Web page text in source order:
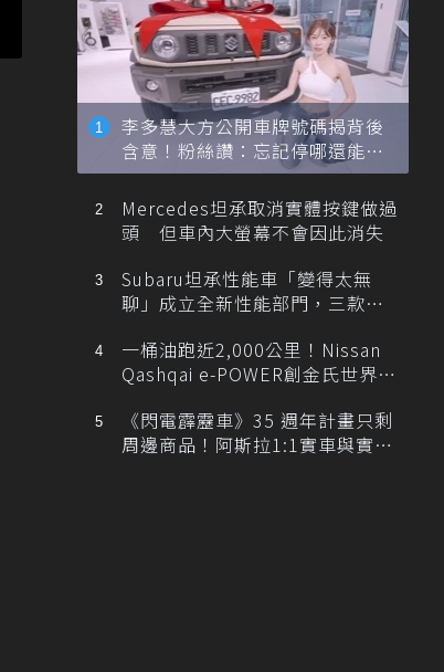
李多慧大方公開車牌號碼揭背後
含意！粉絲讚：忘記停哪還能幫
忙找車
Mercedes坦承取消實體按鍵做過
頭 但車內大螢幕不會因此消失
Subaru坦承性能車「變得太無
聊」成立全新性能部門，三款手
一桶油跑近2,000公里！Nissan
Qashqai e-POWER創金氏世界紀
《閃電霹靂車》35 週年計畫只剩
周邊商品！阿斯拉1:1實車與實體